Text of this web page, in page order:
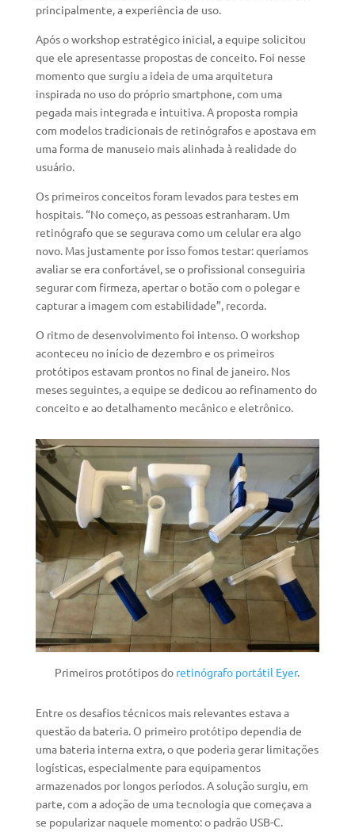
principalmente, a experiência de uso.
Após o workshop estratégico inicial, a equipe solicitou
que ele apresentasse propostas de conceito. Foi nesse
momento que surgiu a ideia de uma arquitetura
inspirada no uso do próprio smartphone, com uma
pegada mais integrada e intuitiva. A proposta rompia
com modelos tradicionais de retinógrafos e apostava em
uma forma de manuseio mais alinhada à realidade do
usuário.
Os primeiros conceitos foram levados para testes em
hospitais. “No começo, as pessoas estranharam. Um
retinógrafo que se segurava como um celular era algo
novo. Mas justamente por isso fomos testar: queríamos
avaliar se era confortável, se o profissional conseguiria
segurar com firmeza, apertar o botão com o polegar e
capturar a imagem com estabilidade”, recorda.
O ritmo de desenvolvimento foi intenso. O workshop
aconteceu no início de dezembro e os primeiros
protótipos estavam prontos no final de janeiro. Nos
meses seguintes, a equipe se dedicou ao refinamento do
conceito e ao detalhamento mecânico e eletrônico.
Primeiros protótipos do retinógrafo portátil Eyer.
Entre os desafios técnicos mais relevantes estava a
questão da bateria. O primeiro protótipo dependia de
uma bateria interna extra, o que poderia gerar limitações
logísticas, especialmente para equipamentos
armazenados por longos períodos. A solução surgiu, em
parte, com a adoção de uma tecnologia que começava a
se popularizar naquele momento: o padrão USB-C.